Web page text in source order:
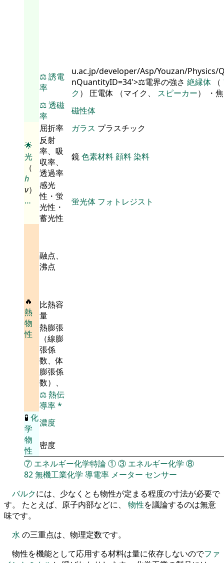
⚖️誘電
率
u.ac.jp/developer/Asp/Youzan/Physics/
nQuantityID=34'>⚖️電界の強さ 絶縁体 （
ク） 圧電体 （マイク、 スピーカー） ・
⚖️透磁
率
磁性体
🌟
光
（
h
ν）
…
屈折率 ガラス プラスチック
反射
率、吸
収率、
透過率
鏡色素材料顔料染料
感光
性・蛍
光性・
蓄光性
蛍光体 フォトレジスト
🔥
熱
物
性
融点、
沸点
比熱容
量
熱膨張
（線膨
張係
数、体
膨張係
数）、
⚖️熱伝
導率*
🧪 化
学
物
性
濃度
密度
⑦ エネルギー化学特論①③ エネルギー化学 ⑧
82無機工業化学 導電率 メーター センサー
バルクには、少なくとも物性が定まる程度の寸法が必要で
す。 たとえば、原子内部などに、 物性を議論するのは無意
味です。
水 の三重点は、物理定数です。
物性を機能として応用する材料は量に依存しないのでファ